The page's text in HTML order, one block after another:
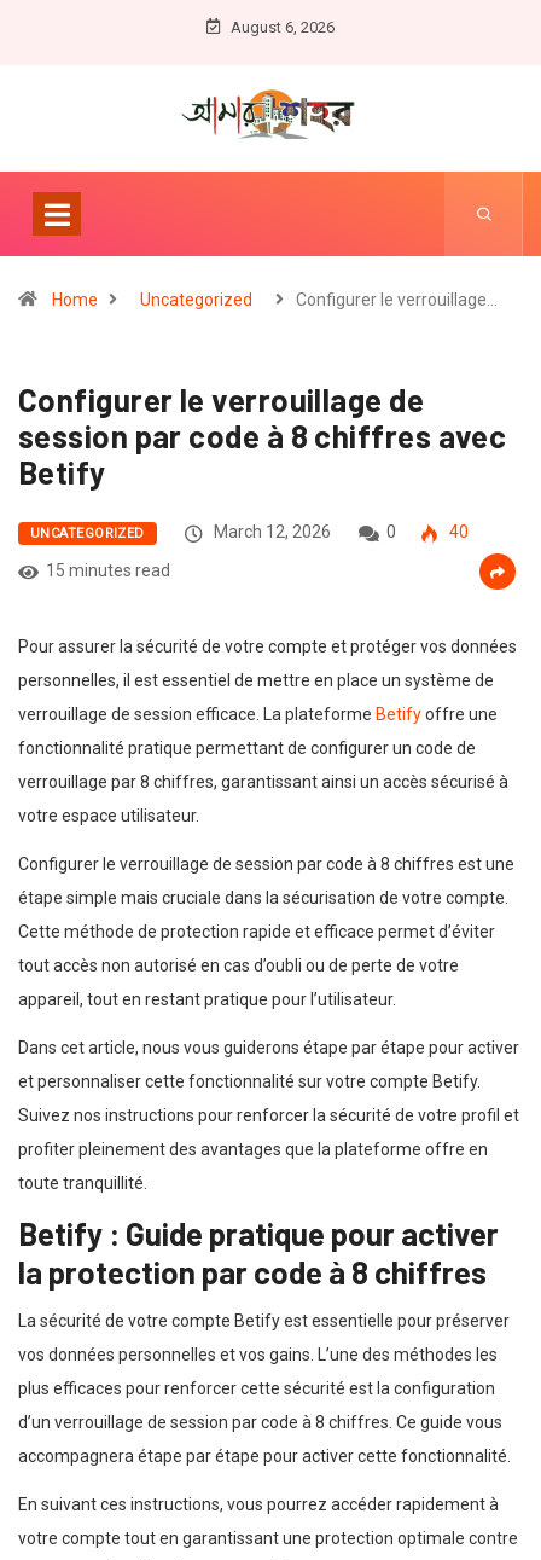
August 6, 2026
Home Uncategorized Configurer le verrouillage…
Configurer le verrouillage de
session par code à 8 chiffres avec
Betify
UNCATEGORIZED March 12, 2026 0
40
15 minutes read
Pour assurer la sécurité de votre compte et protéger vos données
personnelles, il est essentiel de mettre en place un système de
verrouillage de session efficace. La plateforme Betifyoffre une
fonctionnalité pratique permettant de configurer un code de
verrouillage par 8 chiffres, garantissant ainsi un accès sécurisé à
votre espace utilisateur.
Configurer le verrouillage de session par code à 8 chiffres est une
étape simple mais cruciale dans la sécurisation de votre compte.
Cette méthode de protection rapide et efficace permet d’éviter
tout accès non autorisé en cas d’oubli ou de perte de votre
appareil, tout en restant pratique pour l’utilisateur.
Dans cet article, nous vous guiderons étape par étape pour activer
et personnaliser cette fonctionnalité sur votre compte Betify.
Suivez nos instructions pour renforcer la sécurité de votre profil et
profiter pleinement des avantages que la plateforme offre en
toute tranquillité.
Betify : Guide pratique pour activer
la protection par code à 8 chiffres
La sécurité de votre compte Betify est essentielle pour préserver
vos données personnelles et vos gains. L’une des méthodes les
plus efficaces pour renforcer cette sécurité est la configuration
d’un verrouillage de session par code à 8 chiffres. Ce guide vous
accompagnera étape par étape pour activer cette fonctionnalité.
En suivant ces instructions, vous pourrez accéder rapidement à
votre compte tout en garantissant une protection optimale contre